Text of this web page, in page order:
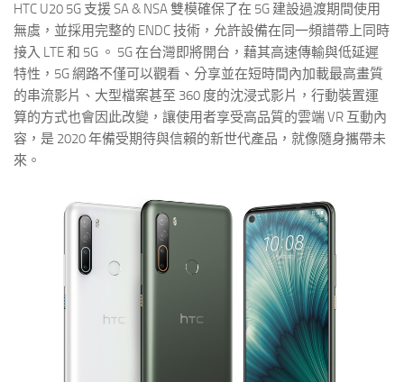
HTC U20 5G 支援 SA & NSA 雙模確保了在 5G 建設過渡期間使用
無虞，並採用完整的 ENDC 技術，允許設備在同一頻譜帶上同時
接入 LTE 和 5G 。 5G 在台灣即將開台，藉其高速傳輸與低延遲
特性，5G 網路不僅可以觀看、分享並在短時間內加載最高畫質
的串流影片、大型檔案甚至 360 度的沈浸式影片，行動裝置運
算的方式也會因此改變，讓使用者享受高品質的雲端 VR 互動內
容，是 2020 年備受期待與信賴的新世代產品，就像隨身攜帶未
來。